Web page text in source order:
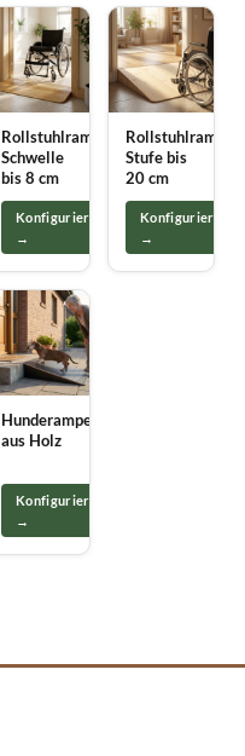
Rollstuhlrampe
Schwelle
bis 8 cm
Konfigurieren
→
Rollstuhlrampe
Stufe bis
20 cm
Konfigurieren
→
Hunderampe
aus Holz
Konfigurieren
→